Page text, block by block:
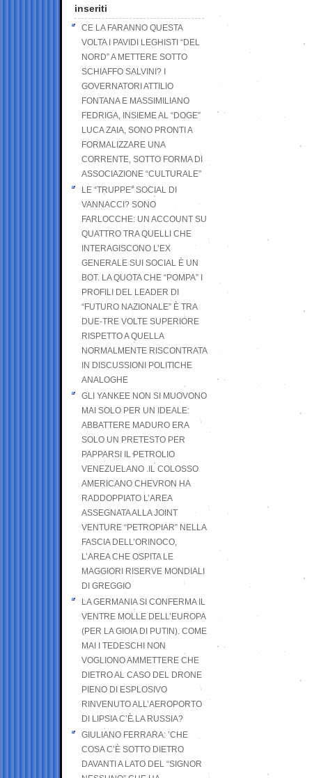
inseriti
CE LA FARANNO QUESTA
VOLTA I PAVIDI LEGHISTI “DEL
NORD” A METTERE SOTTO
SCHIAFFO SALVINI? I
GOVERNATORI ATTILIO
FONTANA E MASSIMILIANO
FEDRIGA, INSIEME AL “DOGE”
LUCA ZAIA, SONO PRONTI A
FORMALIZZARE UNA
CORRENTE, SOTTO FORMA DI
ASSOCIAZIONE “CULTURALE”
LE “TRUPPE” SOCIAL DI
VANNACCI? SONO
FARLOCCHE: UN ACCOUNT SU
QUATTRO TRA QUELLI CHE
INTERAGISCONO L’EX
GENERALE SUI SOCIAL È UN
BOT. LA QUOTA CHE “POMPA” I
PROFILI DEL LEADER DI
“FUTURO NAZIONALE” È TRA
DUE-TRE VOLTE SUPERIORE
RISPETTO A QUELLA
NORMALMENTE RISCONTRATA
IN DISCUSSIONI POLITICHE
ANALOGHE
GLI YANKEE NON SI MUOVONO
MAI SOLO PER UN IDEALE:
ABBATTERE MADURO ERA
SOLO UN PRETESTO PER
PAPPARSI IL PETROLIO
VENEZUELANO .IL COLOSSO
AMERICANO CHEVRON HA
RADDOPPIATO L’AREA
ASSEGNATA ALLA JOINT
VENTURE “PETROPIAR” NELLA
FASCIA DELL’ORINOCO,
L’AREA CHE OSPITA LE
MAGGIORI RISERVE MONDIALI
DI GREGGIO
LA GERMANIA SI CONFERMA IL
VENTRE MOLLE DELL’EUROPA
(PER LA GIOIA DI PUTIN). COME
MAI I TEDESCHI NON
VOGLIONO AMMETTERE CHE
DIETRO AL CASO DEL DRONE
PIENO DI ESPLOSIVO
RINVENUTO ALL’AEROPORTO
DI LIPSIA C’È LA RUSSIA?
GIULIANO FERRARA: ’CHE
COSA C’È SOTTO DIETRO
DAVANTI A LATO DEL “SIGNOR